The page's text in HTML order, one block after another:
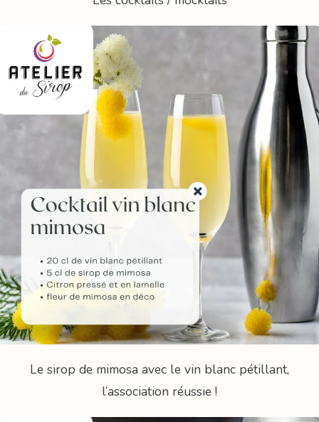
Le sirop de mimosa avec le vin blanc pétillant,
l’association réussie !